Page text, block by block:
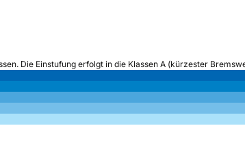
Die Einstufung erfolgt in die Klassen A (kürzester